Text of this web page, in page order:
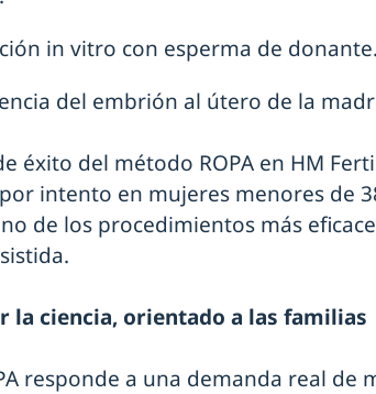
in vitro con esperma de donante.
del embrión al útero de la
éxito del método ROPA en HM
intento en mujeres menores de
de los procedimientos más
la ciencia, orientado a las familias
responde a una demanda real de